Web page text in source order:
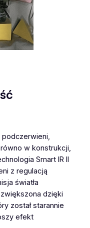
w konstrukcji,
Smart IR II
z regulacją
światła
dzięki
został starannie
efekt